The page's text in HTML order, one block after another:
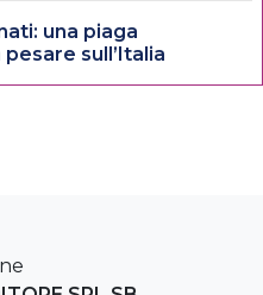
una piaga
sull’Italia